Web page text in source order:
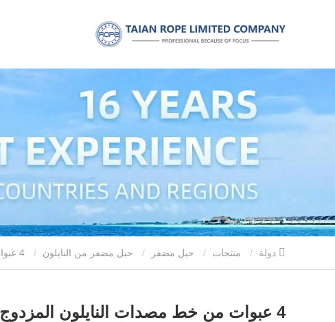
منتجات حبل مضفر حبل مضفر من النايلون
4 عبوات من خط مصدات النايلون المزدوج المضفر